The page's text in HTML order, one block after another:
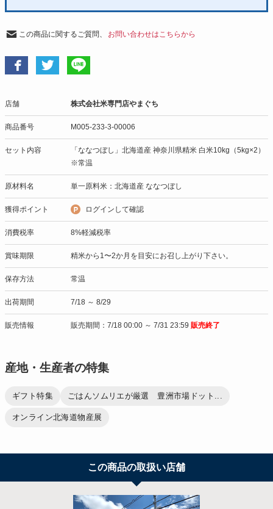
この商品に関するご質問、 お問い合わせはこちらから
店舗 株式会社米専門店やまぐち
商品番号 M005-233-3-00006
セット内容
「ななつぼし」北海道産 神奈川県精米 白米10kg（5kg×2）
※常温
原材料名 単一原料米：北海道産 ななつぼし
獲得ポイント ログインして確認
消費税率 8%軽減税率
賞味期限 精米から1〜2か月を目安にお召し上がり下さい。
保存方法 常温
出荷期間 7/18 ～ 8/29
販売情報 販売期間：7/18 00:00 ～ 7/31 23:59 販売終了
産地・生産者の特集
ギフト特集 ごはんソムリエが厳選 豊洲市場ドット...
オンライン北海道物産展
この商品の取扱い店舗